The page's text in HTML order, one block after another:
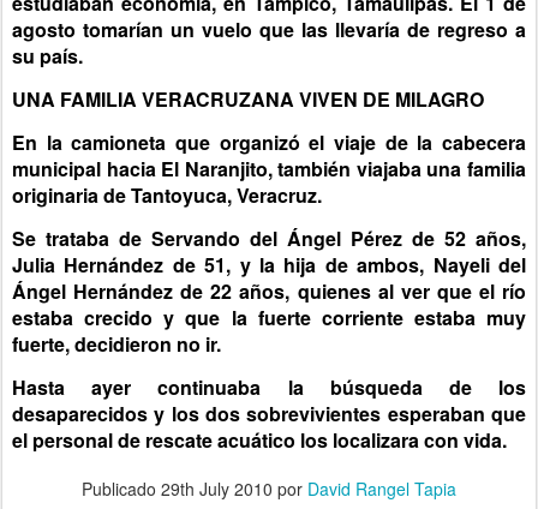
agosto tomarían un vuelo que las llevaría de regreso a
su país.
UNA FAMILIA VERACRUZANA VIVEN DE MILAGRO
En la camioneta que organizó el viaje de la cabecera
municipal hacia El Naranjito, también viajaba una familia
originaria de Tantoyuca, Veracruz.
Se trataba de Servando del Ángel Pérez de 52 años,
Julia Hernández de 51, y la hija de ambos, Nayeli del
Ángel Hernández de 22 años, quienes al ver que el río
estaba crecido y que la fuerte corriente estaba muy
fuerte, decidieron no ir.
Hasta ayer continuaba la búsqueda de los
desaparecidos y los dos sobrevivientes esperaban que
el personal de rescate acuático los localizara con vida.
Publicado 29th July 2010 por David Rangel Tapia